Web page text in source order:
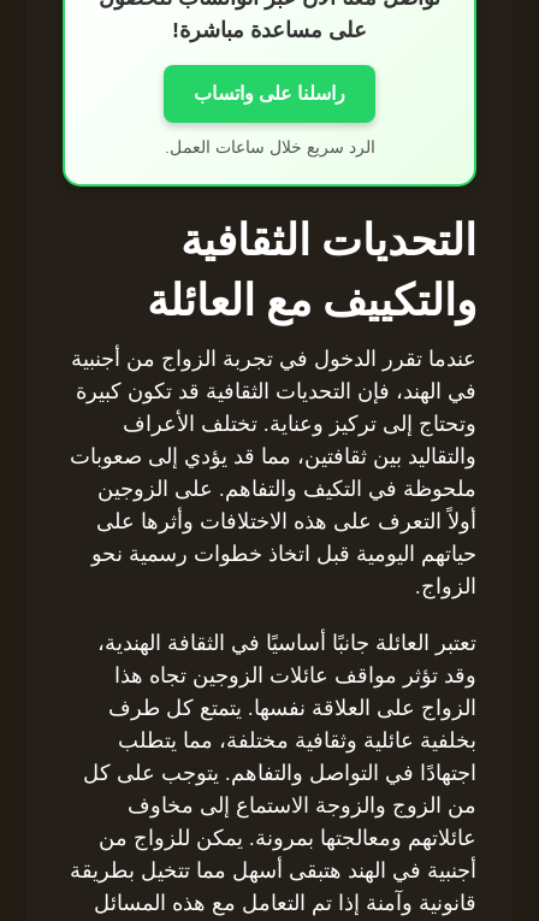
على مساعدة مباشرة!
راسلنا على واتساب
الرد سريع خلال ساعات العمل.
التحديات الثقافية
والتكييف مع العائلة
عندما تقرر الدخول في تجربة الزواج من أجنبية
في الهند، فإن التحديات الثقافية قد تكون كبيرة
وتحتاج إلى تركيز وعناية. تختلف الأعراف
والتقاليد بين ثقافتين، مما قد يؤدي إلى صعوبات
ملحوظة في التكيف والتفاهم. على الزوجين
أولاً التعرف على هذه الاختلافات وأثرها على
حياتهم اليومية قبل اتخاذ خطوات رسمية نحو
الزواج.
تعتبر العائلة جانبًا أساسيًا في الثقافة الهندية،
وقد تؤثر مواقف عائلات الزوجين تجاه هذا
الزواج على العلاقة نفسها. يتمتع كل طرف
بخلفية عائلية وثقافية مختلفة، مما يتطلب
اجتهادًا في التواصل والتفاهم. يتوجب على كل
من الزوج والزوجة الاستماع إلى مخاوف
عائلاتهم ومعالجتها بمرونة. يمكن للزواج من
أجنبية في الهند هتبقى أسهل مما تتخيل بطريقة
قانونية وآمنة إذا تم التعامل مع هذه المسائل